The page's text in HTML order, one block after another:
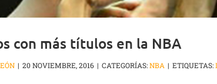
con más títulos en la NBA
| 20 NOVIEMBRE, 2016 | CATEGORÍAS:NBA | ETIQUETAS: